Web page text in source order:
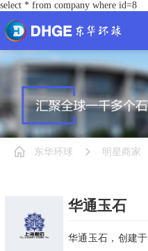
select * from company where id=8
东华环球 明星商家
华通玉石
华通玉石，创建